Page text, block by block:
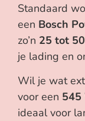
Standaard
een Bosch
zo’n 25 tot
je lading en
Wil je wat
voor een 545
ideaal voor